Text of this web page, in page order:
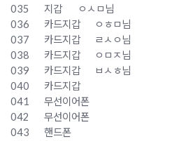
035
지갑
ㅇㅅㅁ님
036
카드지갑
ㅇㅎㅁ님
037
카드지갑
ㄹㅅㅇ님
038
카드지갑
ㅇㅁㅈ님
039
카드지갑
ㅂㅅㅎ님
040
카드지갑
041
무선이어폰
042
무선이어폰
043
핸드폰